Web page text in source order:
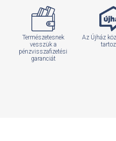
Természetesnek
vesszük a
pénzvisszafizetési
garanciát
Az Újház